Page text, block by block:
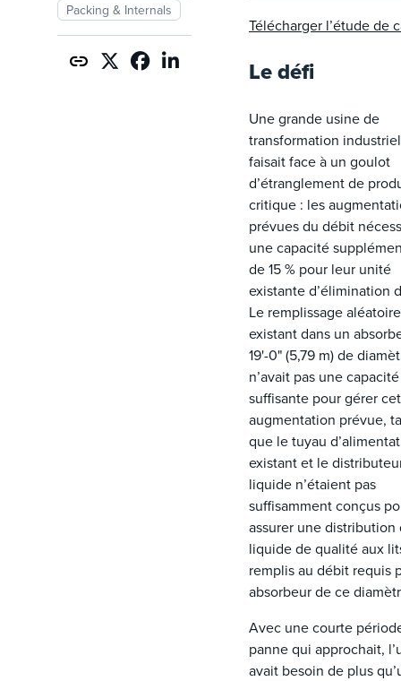
Packing & Internals
Télécharger l’étude de
Le défi
Une grande usine de
transformation
faisait face à un goulot
d’étranglement de
critique : les
prévues du débit
une capacité
de 15 % pour leur unité
existante d’élimination
Le remplissage aléatoire
existant dans un
19'-0" (5,79 m) de
n’avait pas une capacité
suffisante pour gérer
augmentation prévue,
que le tuyau
existant et le
liquide n’étaient pas
suffisamment conçus
assurer une distribution
liquide de qualité aux
remplis au débit requis
absorbeur de ce
Avec une courte
panne qui approchait,
avait besoin de plus